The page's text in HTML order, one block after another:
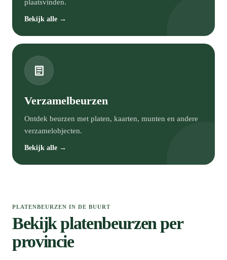
plaatsvinden.
Bekijk alle →
Verzamelbeurzen
Ontdek beurzen met platen, kaarten, munten en andere
verzamelobjecten.
Bekijk alle →
PLATENBEURZEN IN DE BUURT
Bekijk platenbeurzen per
provincie